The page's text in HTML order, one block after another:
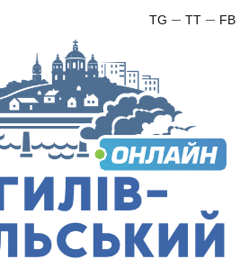
FB
TT
TG